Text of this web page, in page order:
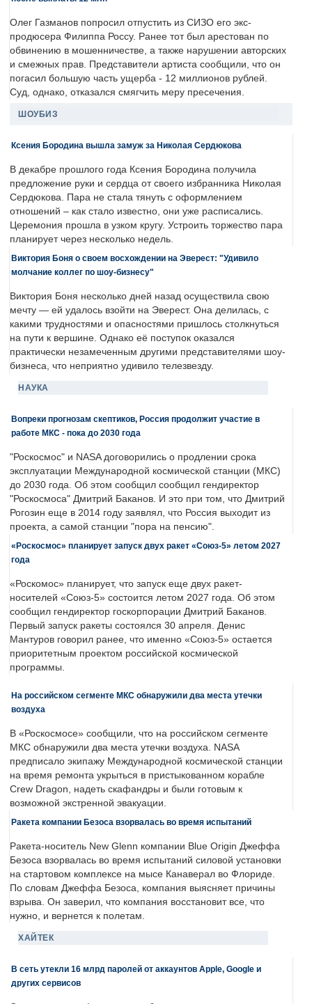
Олег Газманов попросил отпустить из СИЗО его экс-
продюсера Филиппа Россу. Ранее тот был арестован по
обвинению в мошенничестве, а также нарушении авторских
и смежных прав. Представители артиста сообщили, что он
погасил большую часть ущерба - 12 миллионов рублей.
Суд, однако, отказался смягчить меру пресечения.
ШОУБИЗ
Ксения Бородина вышла замуж за Николая Сердюкова
В декабре прошлого года Ксения Бородина получила
предложение руки и сердца от своего избранника Николая
Сердюкова. Пара не стала тянуть с оформлением
отношений – как стало известно, они уже расписались.
Церемония прошла в узком кругу. Устроить торжество пара
планирует через несколько недель.
Виктория Боня о своем восхождении на Эверест: "Удивило
молчание коллег по шоу-бизнесу"
Виктория Боня несколько дней назад осуществила свою
мечту — ей удалось взойти на Эверест. Она делилась, с
какими трудностями и опасностями пришлось столкнуться
на пути к вершине. Однако её поступок оказался
практически незамеченным другими представителями шоу-
бизнеса, что неприятно удивило телезвезду.
НАУКА
Вопреки прогнозам скептиков, Россия продолжит участие в
работе МКС - пока до 2030 года
"Роскосмос" и NASA договорились о продлении срока
эксплуатации Международной космической станции (МКС)
до 2030 года. Об этом сообщил сообщил гендиректор
"Роскосмоса" Дмитрий Баканов. И это при том, что Дмитрий
Рогозин еще в 2014 году заявлял, что Россия выходит из
проекта, а самой станции "пора на пенсию".
«Роскосмос» планирует запуск двух ракет «Союз-5» летом 2027
года
«Роскомос» планирует, что запуск еще двух ракет-
носителей «Союз-5» состоится летом 2027 года. Об этом
сообщил гендиректор госкорпорации Дмитрий Баканов.
Первый запуск ракеты состоялся 30 апреля. Денис
Мантуров говорил ранее, что именно «Союз-5» остается
приоритетным проектом российской космической
программы.
На российском сегменте МКС обнаружили два места утечки
воздуха
В «Роскосмосе» сообщили, что на российском сегменте
МКС обнаружили два места утечки воздуха. NASA
предписало экипажу Международной космической станции
на время ремонта укрыться в пристыкованном корабле
Crew Dragon, надеть скафандры и были готовым к
возможной экстренной эвакуации.
Ракета компании Безоса взорвалась во время испытаний
Ракета-носитель New Glenn компании Blue Origin Джеффа
Безоса взорвалась во время испытаний силовой установки
на стартовом комплексе на мысе Канаверал во Флориде.
По словам Джеффа Безоса, компания выясняет причины
взрыва. Он заверил, что компания восстановит все, что
нужно, и вернется к полетам.
ХАЙТЕК
В сеть утекли 16 млрд паролей от аккаунтов Apple, Google и
других сервисов